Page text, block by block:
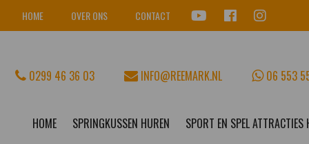
HOME OVER ONS CONTACT
0299 46 36 03 INFO@REEMARK.NL 06 553
HOME SPRINGKUSSEN HUREN SPORT EN SPEL ATTRACTIES